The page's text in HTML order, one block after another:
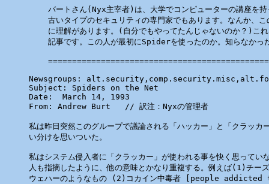
バートさん(Nyx主宰者)は、大学でコンピューターの講座を持
古いタイプのセキュリティの専門家でもあります。なんか、こ
に理解があります。(自分でもやってたんじゃないのか？)こ
記事です。この人が最初にSpiderを使ったのか。知らなかっ
Newsgroups:
Subject: Spiders on the Net
Date:  March 14, 1993
From: Andrew Burt
  // 訳注：Nyxの管理者
私は昨日突然このグループで議論される「ハッカー」と「クラッカ
い分けを思いついた。
私はシステム侵入者に「クラッカー」が使われる事を快く思ってい
人も指摘したように、他の意味とかなり重複する。例えば(1)チー
ウェハーのようなもの (2)コカイン中毒者 [people